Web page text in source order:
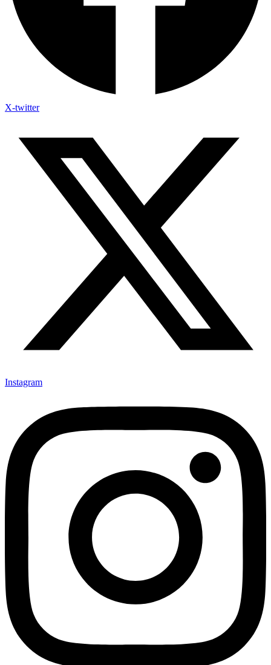
X-twitter
Instagram